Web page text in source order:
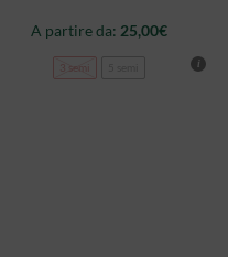
A partire da: 25,00€
3 semi